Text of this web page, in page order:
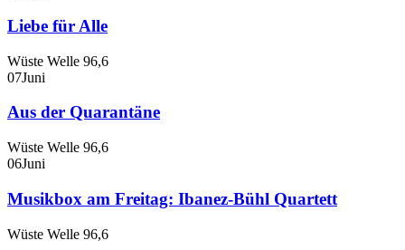
Liebe für Alle
Wüste Welle 96,6
07Juni
Aus der Quarantäne
Wüste Welle 96,6
06Juni
Musikbox am Freitag: Ibanez-Bühl Quartett
Wüste Welle 96,6